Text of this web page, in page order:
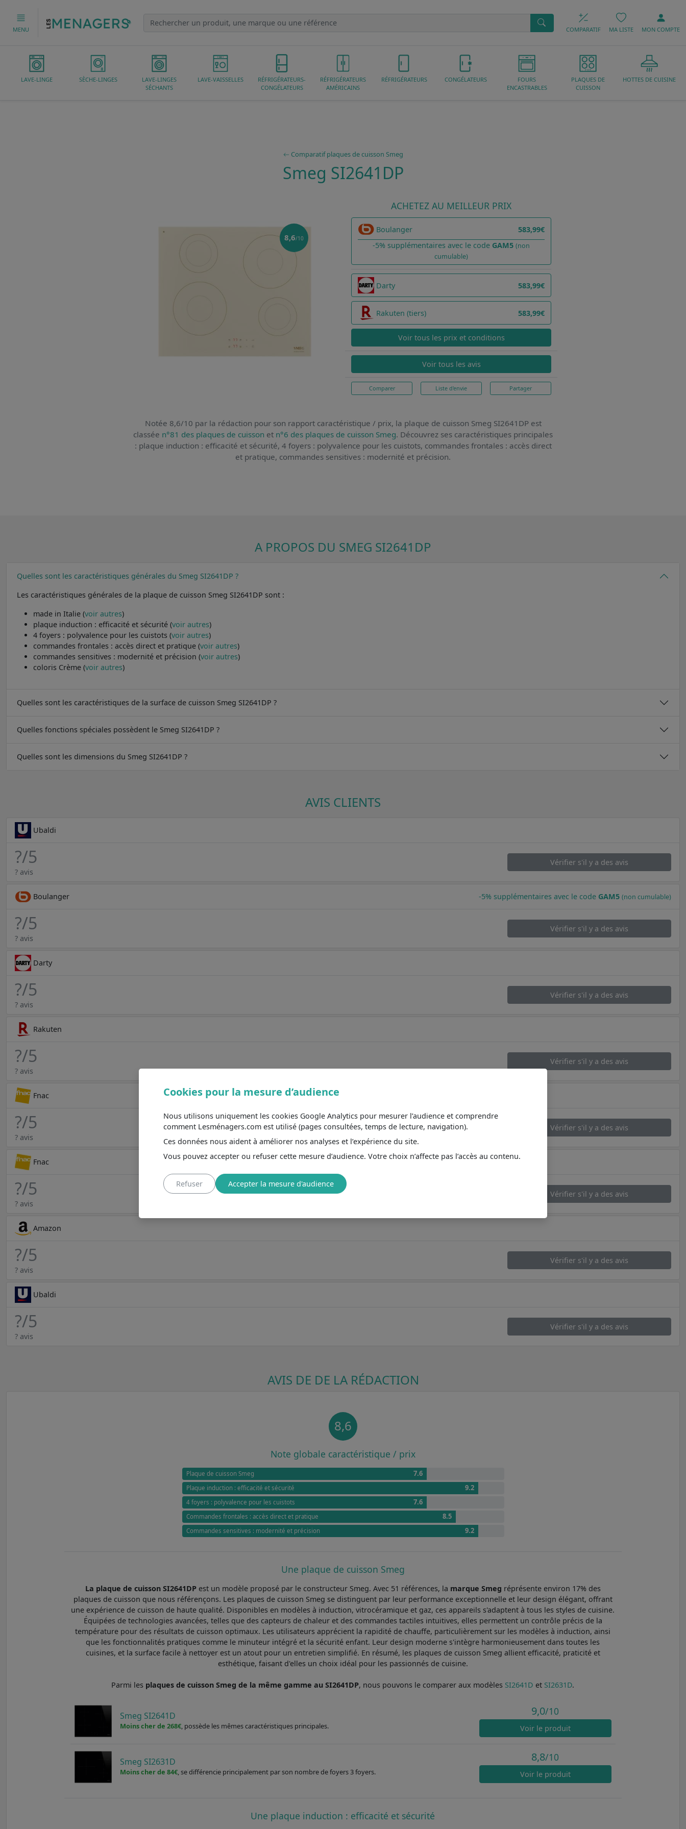
MENU COMPARATIF MA LISTE MON COMPTE
LAVE-LINGE SÈCHE-LINGES
LAVE-LINGES
SÉCHANTS
LAVE-VAISSELLES
RÉFRIGÉRATEURS-
CONGÉLATEURS
RÉFRIGÉRATEURS
AMÉRICAINS
RÉFRIGÉRATEURS CONGÉLATEURS
FOURS
ENCASTRABLES
PLAQUES DE
CUISSON
HOTTES DE CUISINE
Comparatif plaques de cuisson Smeg
Smeg SI2641DP
8,6/10
ACHETEZ AU MEILLEUR PRIX
Boulanger
583,99€
-5% supplémentaires avec le code GAM5 (non
cumulable)
Darty 583,99€
Rakuten (tiers) 583,99€
Voir tous les prix et conditions
Voir tous les avis
Comparer Liste d'envie Partager
Notée 8,6/10 par la rédaction pour son rapport caractéristique / prix, la plaque de cuisson Smeg SI2641DPest
classée n°81 des plaques de cuisson et n°6 des plaques de cuisson Smeg. Découvrez ses caractéristiques principales
: plaque induction : efficacité et sécurité, 4 foyers : polyvalence pour les cuistots, commandes frontales : accès direct
et pratique, commandes sensitives : modernité et précision.
A PROPOS DU SMEG SI2641DP
Quelles sont les caractéristiques générales du Smeg SI2641DP ?
Les caractéristiques générales de la plaque de cuisson Smeg SI2641DP sont :
made in Italie (voir autres)
plaque induction : efficacité et sécurité (voir autres)
4 foyers : polyvalence pour les cuistots (voir autres)
commandes frontales : accès direct et pratique (voir autres)
commandes sensitives : modernité et précision (voir autres)
coloris Crème (voir autres)
Quelles sont les caractéristiques de la surface de cuisson Smeg SI2641DP ?
Quelles fonctions spéciales possèdent le Smeg SI2641DP ?
Quelles sont les dimensions du Smeg SI2641DP ?
AVIS CLIENTS
Ubaldi
?/5
? avis
Vérifier s'il y a des avis
Boulanger -5% supplémentaires avec le code GAM5 (non cumulable)
?/5
? avis
Vérifier s'il y a des avis
Darty
?/5
? avis
Vérifier s'il y a des avis
Rakuten
?/5
? avis
Vérifier s'il y a des avis
Fnac
?/5
? avis
Vérifier s'il y a des avis
Fnac
?/5
? avis
Vérifier s'il y a des avis
Amazon
?/5
? avis
Vérifier s'il y a des avis
Ubaldi
?/5
? avis
Vérifier s'il y a des avis
AVIS DE DE LA RÉDACTION
8,6
Note globale caractéristique / prix
Plaque de cuisson Smeg 7.6
Plaque induction : efficacité et sécurité 9.2
4 foyers : polyvalence pour les cuistots 7.6
Commandes frontales : accès direct et pratique 8.5
Commandes sensitives : modernité et précision 9.2
Une plaque de cuisson Smeg
La plaque de cuisson SI2641DPest un modèle proposé par le constructeur Smeg. Avec 51 références, la marque Smeg réprésente environ 17% des
plaques de cuisson que nous référençons. Les plaques de cuisson Smeg se distinguent par leur performance exceptionnelle et leur design élégant, offrant
une expérience de cuisson de haute qualité. Disponibles en modèles à induction, vitrocéramique et gaz, ces appareils s'adaptent à tous les styles de cuisine.
Équipées de technologies avancées, telles que des capteurs de chaleur et des commandes tactiles intuitives, elles permettent un contrôle précis de la
température pour des résultats de cuisson optimaux. Les utilisateurs apprécient la rapidité de chauffe, particulièrement sur les modèles à induction, ainsi
que les fonctionnalités pratiques comme le minuteur intégré et la sécurité enfant. Leur design moderne s'intègre harmonieusement dans toutes les
cuisines, et la surface facile à nettoyer est un atout pour un entretien simplifié. En résumé, les plaques de cuisson Smeg allient efficacité, praticité et
esthétique, faisant d'elles un choix idéal pour les passionnés de cuisine.
Parmi les plaques de cuisson Smeg de la même gamme au SI2641DP, nous pouvons le comparer aux modèles SI2641D et SI2631D.
Smeg SI2641D
Moins cher de 268€, possède les mêmes caractéristiques principales.
9,0/10
Voirle produit
Smeg SI2631D
Moins cher de 84€, se différencie principalement par son nombre de foyers 3 foyers.
8,8/10
Voirle produit
Une plaque induction : efficacité et sécurité
Cookies pour la mesure d’audience
Nous utilisons uniquement les cookies Google Analytics pour mesurer l’audience et comprendre
comment Lesménagers.com est utilisé (pages consultées, temps de lecture, navigation).
Ces données nous aident à améliorer nos analyses et l’expérience du site.
Vous pouvez accepter ou refuser cette mesure d’audience. Votre choix n’affecte pas l’accès au contenu.
Refuser Accepter la mesure d'audience